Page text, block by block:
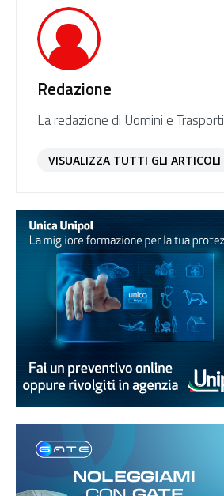
Redazione
La redazione di Uomini e Trasporti
VISUALIZZA TUTTI GLI ARTICOLI